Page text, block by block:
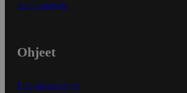
Asiakaspalvelu
Ohjeet
Ensitilaajan ohjeet